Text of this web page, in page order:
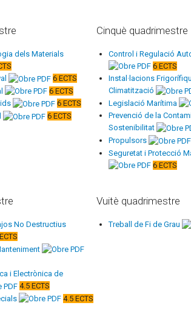
dels Materials
6 ECTS
6 ECTS
6 ECTS
6 ECTS
Cinquè quadrimestre
Control i Regulació
6 ECTS
Instal·lacions
Climatització
Legislació Marítima
Prevenció de la
Sostenibilitat
Propulsors
Seguretat i Protecció
6 ECTS
No Destructius
i Electrònica de
4.5 ECTS
4.5 ECTS
Vuitè quadrimestre
Treball de Fi de Grau